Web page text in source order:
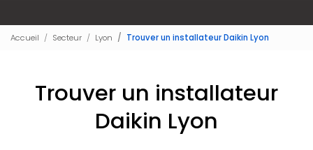
Accueil Secteur Lyon Trouver un installateur Daikin Lyon
Trouver un installateur
Daikin Lyon